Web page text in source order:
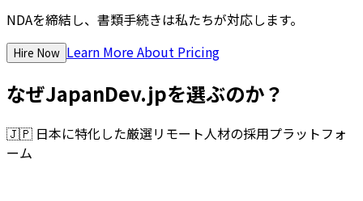
NDAを締結し、書類手続きは私たちが対応します。
Hire Now Learn More About Pricing
なぜJapanDev.jpを選ぶのか？
🇯🇵 日本に特化した厳選リモート人材の採用プラットフォ
ーム